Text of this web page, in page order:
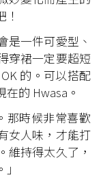
是一件可愛型、
穿裙一定要超短
的。可以搭配
的 Hwasa。
那時候非常喜歡
女人味，才能打
維持得太久了，